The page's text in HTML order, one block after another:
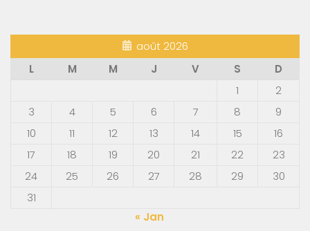
août 2026
L
M M J V S
D
1
2
3
4 5 6 7 8
9
10
11 12 13 14 15
16
17
18 19 20 21 22
23
24
25 26 27 28 29
30
31
« Jan